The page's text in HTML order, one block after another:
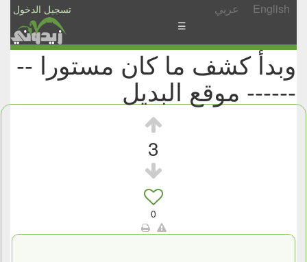
تسجيل الدخول عربي English
الأخبار
الأسئلة
والمشاركات
☰
وبدأ كشف ما كان مستورا --
------ موقع البديل
3
0